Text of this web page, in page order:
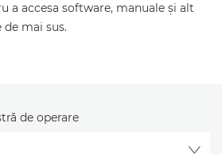
a accesa software, manuale şi alt
mai sus.
de operare